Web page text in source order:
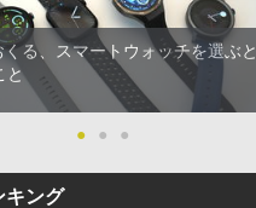
る、スマートウォッチを選ぶ
と
● ● ●
キング